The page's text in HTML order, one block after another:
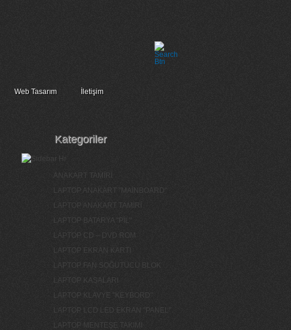
Web Tasarım İletişim
Kategoriler
ANAKART TAMİRİ
LAPTOP ANAKART "MAİNBOARD"
LAPTOP ANAKART TAMİRİ
LAPTOP BATARYA "PİL"
LAPTOP CD – DVD ROM
LAPTOP EKRAN KARTI
LAPTOP FAN SOĞUTUCU BLOK
LAPTOP KASALARI
LAPTOP KLAVYE "KEYBORD"
LAPTOP LCD LED EKRAN "PANEL"
LAPTOP MENTEŞE TAKIMI